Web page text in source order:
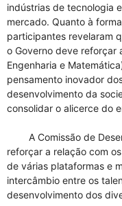
indústrias de tecnologia
mercado. Quanto à
participantes revelaram
o Governo deve reforçar
Engenharia e
pensamento inovador
desenvolvimento da
consolidar o alicerce do
A Comissão de
reforçar a relação com
de várias plataformas e
intercâmbio entre os
desenvolvimento dos